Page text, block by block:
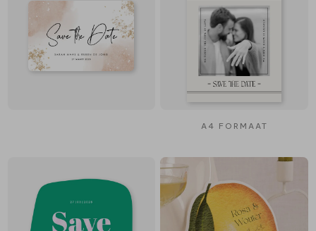
A4 FORMAAT